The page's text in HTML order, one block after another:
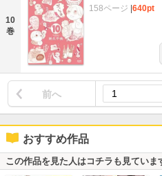
10
巻
158ページ |640pt
前へ
おすすめ作品
この作品を見た人はコチラも見ていま